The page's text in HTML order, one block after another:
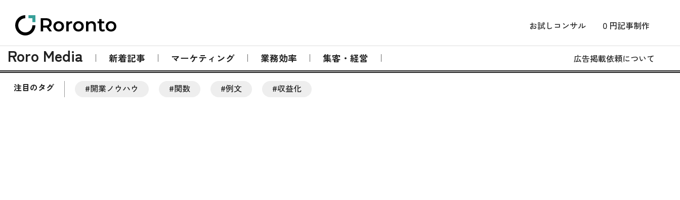
お試しコンサル ０円記事制作
Roro Media 新着記事 マーケティング 業務効率 集客・経営 広告掲載依頼について
注目のタグ #開業ノウハウ #関数 #例文 #収益化